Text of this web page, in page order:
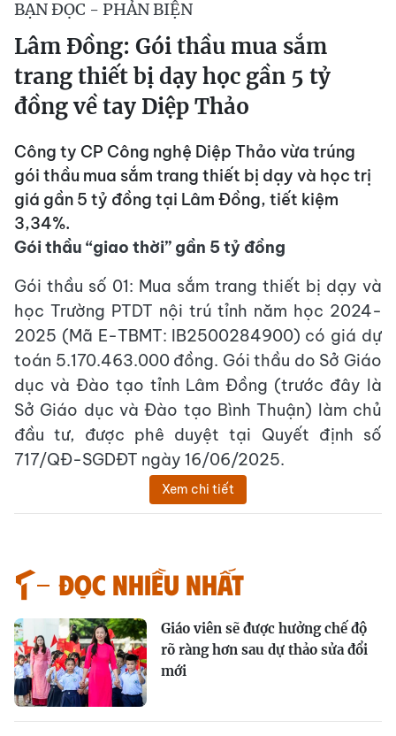
BẠN ĐỌC - PHẢN BIỆN
Lâm Đồng: Gói thầu mua sắm
trang thiết bị dạy học gần 5 tỷ
đồng về tay Diệp Thảo
Công ty CP Công nghệ Diệp Thảo vừa trúng
gói thầu mua sắm trang thiết bị dạy và học trị
giá gần 5 tỷ đồng tại Lâm Đồng, tiết kiệm
3,34%.
Gói thầu “giao thời” gần 5 tỷ đồng
Gói thầu số 01: Mua sắm trang thiết bị dạy và
học Trường PTDT nội trú tỉnh năm học 2024-
2025 (Mã E-TBMT: IB2500284900) có giá dự
toán 5.170.463.000 đồng. Gói thầu do Sở Giáo
dục và Đào tạo tỉnh Lâm Đồng (trước đây là
Sở Giáo dục và Đào tạo Bình Thuận) làm chủ
đầu tư, được phê duyệt tại Quyết định số
717/QĐ-SGDĐT ngày 16/06/2025.
Xem chi tiết
Đọc nhiều nhất
Giáo viên sẽ được hưởng chế độ
rõ ràng hơn sau dự thảo sửa đổi
mới